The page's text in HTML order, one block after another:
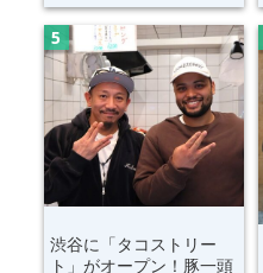
渋谷に「タコストリー
ト」がオープン！豚一頭